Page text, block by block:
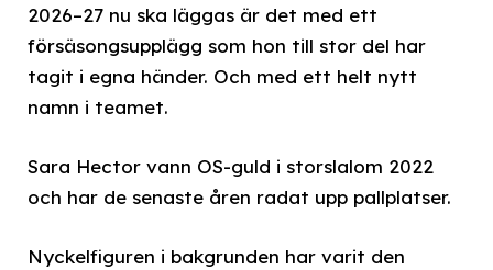
2026–27 nu ska läggas är det med ett
försäsongsupplägg som hon till stor del har
tagit i egna händer. Och med ett helt nytt
namn i teamet.
Sara Hector vann OS-guld i storslalom 2022
och har de senaste åren radat upp pallplatser.
Nyckelfiguren i bakgrunden har varit den